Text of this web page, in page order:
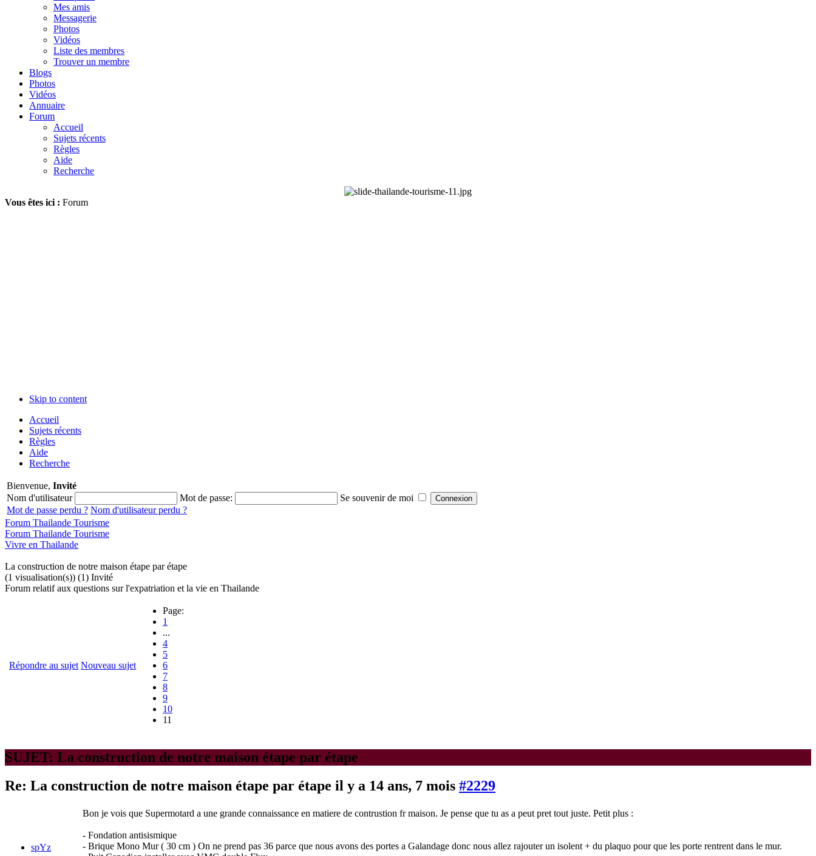
Mes amis
Messagerie
Photos
Vidéos
Liste des membres
Trouver un membre
Blogs
Photos
Vidéos
Annuaire
Forum
Accueil
Sujets récents
Règles
Aide
Recherche
Vous êtes ici : Forum
Skip to content
Accueil
Sujets récents
Règles
Aide
Recherche
Bienvenue, Invité
Nom d'utilisateur
Mot de passe:
Se souvenir de moi
Mot de passe perdu ? Nom d'utilisateur perdu ?
Forum Thailande Tourisme
Forum Thailande Tourisme
Vivre en Thailande
La construction de notre maison étape par étape
(1 visualisation(s)) (1) Invité
Forum relatif aux questions sur l'expatriation et la vie en Thailande
Répondre au sujet Nouveau sujet
Page:
1
...
4
5
6
7
8
9
10
11
SUJET: La construction de notre maison étape par étape
Re: La construction de notre maison étape par étape il y a 14 ans, 7 mois #2229
spYz
Bon je vois que Supermotard a une grande connaissance en matiere de contrustion fr maison. Je pense que tu as a peut pret tout juste. Petit plus :
- Fondation antisismique
- Brique Mono Mur ( 30 cm ) On ne prend pas 36 parce que nous avons des portes a Galandage donc nous allez rajouter un isolent + du plaquo pour que les porte rentrent dans le mur.